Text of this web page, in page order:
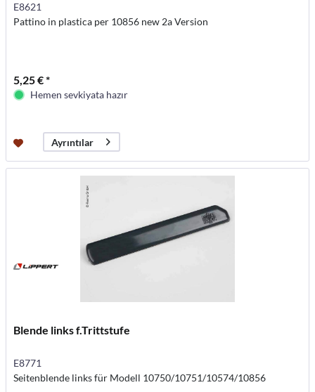
E8621
Pattino in plastica per 10856 new 2a Version
5,25 € *
Hemen sevkiyata hazır
Ayrıntılar
Blende links f.Trittstufe
E8771
Seitenblende links für Modell 10750/10751/10574/10856